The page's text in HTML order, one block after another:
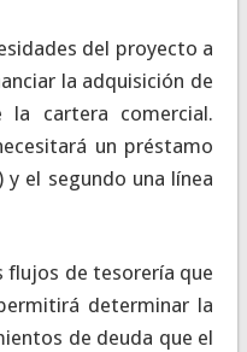
del proyecto a
la adquisición de
la cartera comercial.
un préstamo
el segundo una línea
flujos de tesorería que
determinar la
de deuda que el